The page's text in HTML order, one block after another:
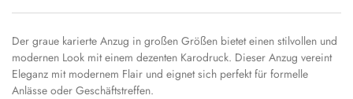
Der graue karierte Anzug in großen Größen bietet einen stilvollen und
modernen Look mit einem dezenten Karodruck. Dieser Anzug vereint
Eleganz mit modernem Flair und eignet sich perfekt für formelle
Anlässe oder Geschäftstreffen.